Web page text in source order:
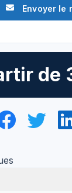
Envoyer le
de